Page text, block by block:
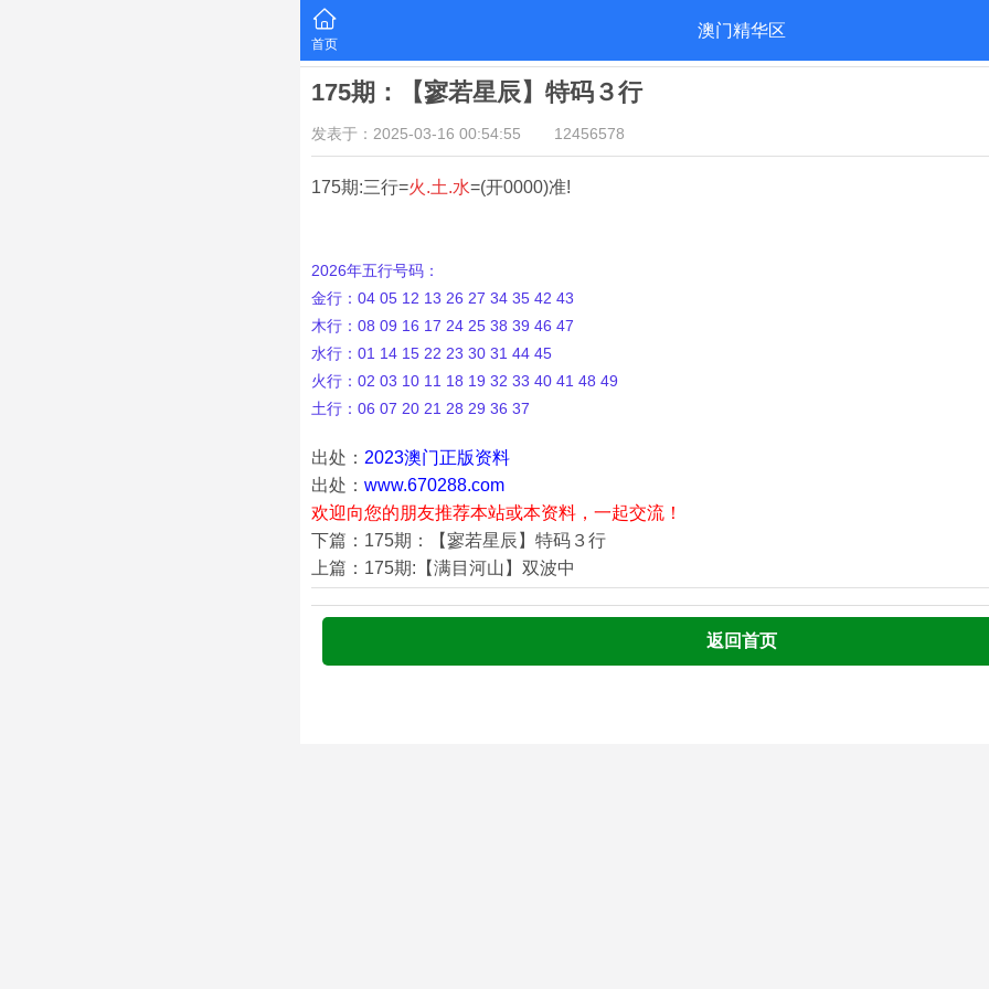
首页
澳门精华区
175期：【寥若星辰】特码３行
发表于：2025-03-16 00:54:55 12456578
175期:三行=火.土.水=(开0000)准!
2026年五行号码：
金行：04 05 12 13 26 27 34 35 42 43
木行：08 09 16 17 24 25 38 39 46 47
水行：01 14 15 22 23 30 31 44 45
火行：02 03 10 11 18 19 32 33 40 41 48 49
土行：06 07 20 21 28 29 36 37
出处： 2023澳门正版资料
出处： www.670288.com
欢迎向您的朋友推荐本站或本资料，一起交流！
下篇：175期：【寥若星辰】特码３行
上篇：175期:【满目河山】双波中
返回首页